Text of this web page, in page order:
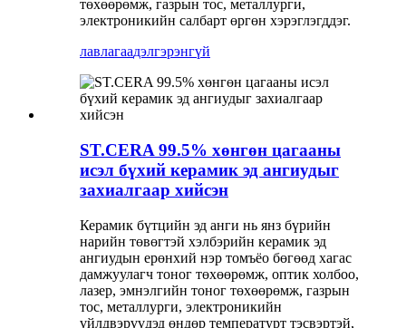
төхөөрөмж, газрын тос, металлурги,
электроникийн салбарт өргөн хэрэглэгддэг.
лавлагаадэлгэрэнгүй
ST.CERA 99.5% хөнгөн цагааны
исэл бүхий керамик эд ангиудыг
захиалгаар хийсэн
Керамик бүтцийн эд анги нь янз бүрийн
нарийн төвөгтэй хэлбэрийн керамик эд
ангиудын ерөнхий нэр томъёо бөгөөд хагас
дамжуулагч тоног төхөөрөмж, оптик холбоо,
лазер, эмнэлгийн тоног төхөөрөмж, газрын
тос, металлурги, электроникийн
үйлдвэрүүдэд өндөр температурт тэсвэртэй,